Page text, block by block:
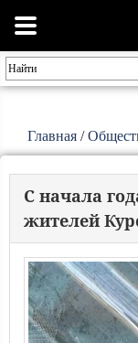
Главная /
С начала
жителей